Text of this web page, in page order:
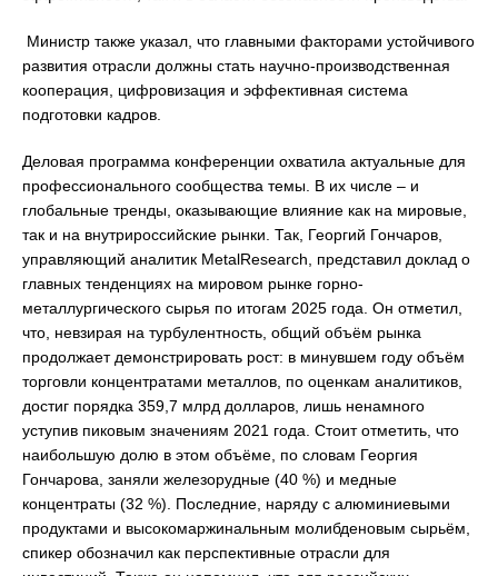
Министр также указал, что главными факторами устойчивого
развития отрасли должны стать научно-производственная
кооперация, цифровизация и эффективная система
подготовки кадров.
Деловая программа конференции охватила актуальные для
профессионального сообщества темы. В их числе – и
глобальные тренды, оказывающие влияние как на мировые,
так и на внутрироссийские рынки. Так, Георгий Гончаров,
управляющий аналитик MetalResearch, представил доклад о
главных тенденциях на мировом рынке горно-
металлургического сырья по итогам 2025 года. Он отметил,
что, невзирая на турбулентность, общий объём рынка
продолжает демонстрировать рост: в минувшем году объём
торговли концентратами металлов, по оценкам аналитиков,
достиг порядка 359,7 млрд долларов, лишь ненамного
уступив пиковым значениям 2021 года. Стоит отметить, что
наибольшую долю в этом объёме, по словам Георгия
Гончарова, заняли железорудные (40 %) и медные
концентраты (32 %). Последние, наряду с алюминиевыми
продуктами и высокомаржинальным молибденовым сырьём,
спикер обозначил как перспективные отрасли для